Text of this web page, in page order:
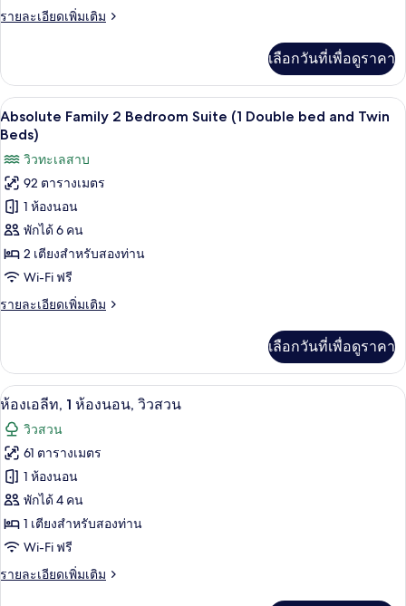
Suite
Beds)
รายละเอียดเพิ่มเติม
ราย
เกี่ยว
กับ
Absolute
Family
Bedroom
Suite
(2
Double
Beds)
เลือกวันที่เพื่อดูราคา
เปิด
ภาพถ่าย
ทั้งหมด
ของ
Absolute
Family
2
Bedroom
(1
and
Twin
Beds)
เครื่องนอนระดับพรีเมียม, ผ้านวมขนเ
13
Absolute Family 2 Bedroom Suite (1 Double bed and Twin
Beds)
วิวทะเลสาบ
92 ตารางเมตร
1 ห้องนอน
พักได้ 6 คน
2 เตียงสำหรับสองท่าน
Wi-Fi ฟรี
รายละเอียดเพิ่มเติม
ราย
เกี่ยว
กับ
Absolute
2
Bedroom
Suite
(1
Double
bed
and
Twin
เลือกวันที่เพื่อดูราคา
เปิด
ภาพถ่าย
ทั้งหมด
ของ
ห้อง
เอ
ลีท,
1
ห้องเอลีท, 1 ห้องนอน, วิวสวน | ห้องนั่
7
ห้องเอลีท, 1 ห้องนอน, วิวสวน
วิวสวน
61 ตารางเมตร
1 ห้องนอน
พักได้ 4 คน
1 เตียงสำหรับสองท่าน
Wi-Fi ฟรี
รายละเอียดเพิ่มเติม
ราย